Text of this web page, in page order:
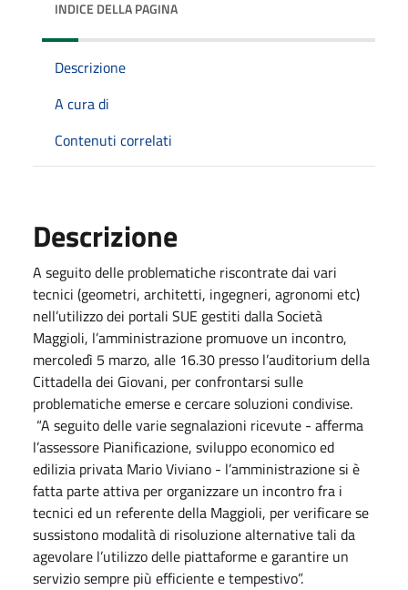
INDICE DELLA PAGINA
Descrizione
A cura di
Contenuti correlati
Descrizione
A seguito delle problematiche riscontrate dai vari
tecnici (geometri, architetti, ingegneri, agronomi etc)
nell’utilizzo dei portali SUE gestiti dalla Società
Maggioli, l’amministrazione promuove un incontro,
mercoledì 5 marzo, alle 16.30 presso l’auditorium della
Cittadella dei Giovani, per confrontarsi sulle
problematiche emerse e cercare soluzioni condivise.
“A seguito delle varie segnalazioni ricevute - afferma
l’assessore Pianificazione, sviluppo economico ed
edilizia privata Mario Viviano - l’amministrazione si è
fatta parte attiva per organizzare un incontro fra i
tecnici ed un referente della Maggioli, per verificare se
sussistono modalità di risoluzione alternative tali da
agevolare l’utilizzo delle piattaforme e garantire un
servizio sempre più efficiente e tempestivo”.